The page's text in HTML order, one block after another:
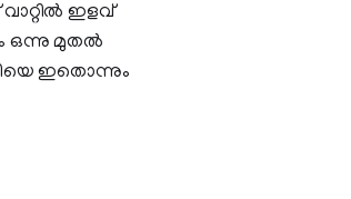
ഇളവ്
ഒന്നു മുതല്‍
ഇതൊന്നും